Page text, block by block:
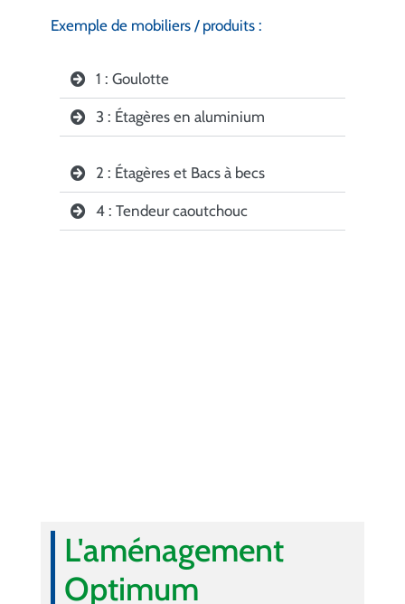
Exemple de mobiliers / produits :
1 : Goulotte
3 : Étagères en aluminium
2 : Étagères et Bacs à becs
4 : Tendeur caoutchouc
L'aménagement
Optimum